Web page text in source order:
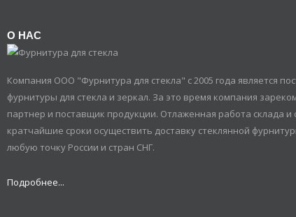
О НАС
Компания ООО "Фурнитура для стекла" с 2005 года является
фурнитуры для стекла и зеркал. За это время компания
партнер и поставщик продукции. Отлаженная работа склада и
кратчайшие сроки осуществить доставку стеклянной
любую точку России и стран СНГ.
Подробнее...